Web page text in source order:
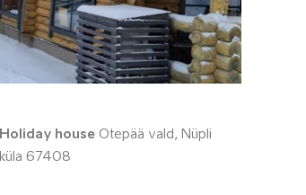
Holiday house Otepää vald, Nüpli
küla 67408